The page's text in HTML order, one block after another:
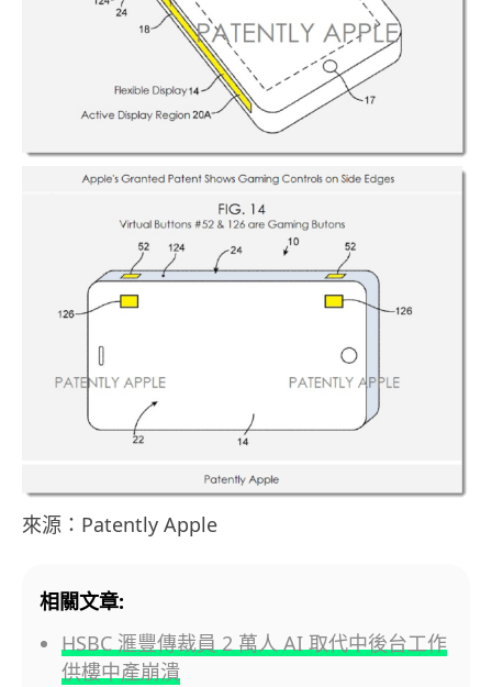
來源：Patently Apple
相關文章:
HSBC 滙豐傳裁員 2 萬人 AI 取代中後台工作
供樓中產崩潰